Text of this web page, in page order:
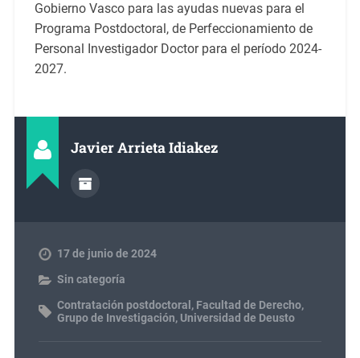
Gobierno Vasco para las ayudas nuevas para el
Programa Postdoctoral, de Perfeccionamiento de
Personal Investigador Doctor para el período 2024-
2027.
Javier Arrieta Idiakez
17 de junio de 2024
Sin categoría
Contratación postdoctoral , Facultad de Derecho,
Grupo de Investigación, Universidad de Deusto